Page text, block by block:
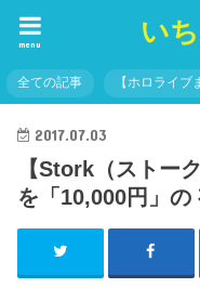
い
menu
全ての記事 【ホロライブ
2017.07.03
【Stork（ストー
を「10,000円」